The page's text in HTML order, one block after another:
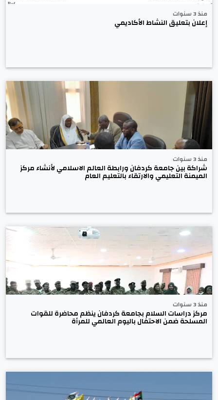
منذ 3 سنوات
إعلان بتعليق النشاط الأكاديمي
منذ 3 سنوات
شراكة بين جامعة كردفان ورابطة العالم الاسلامي لأنشاء مركز
الميمنة التعليمي والارتقاء بالتعليم العام
منذ 3 سنوات
مركز دراسات السلام بجامعة كردفان ينظم محاضرة للقوات
المسلحة ضمن الاحتفال باليوم العالمي للمرأة